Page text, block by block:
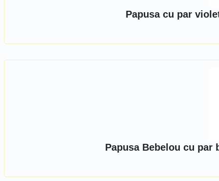
Papusa cu par
Papusa Bebelou cu par